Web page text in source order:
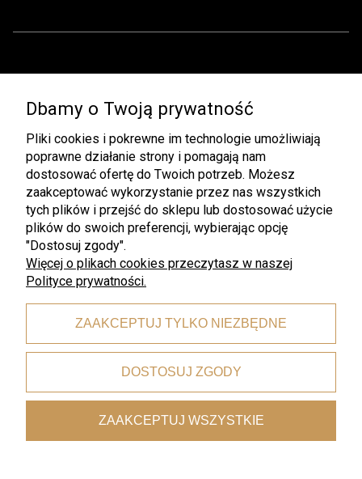
Regulamin
Zwroty i Reklamacje
Pliki do pobrania
Twoje zamówienia
Ustawienia konta
Przechowalnia
Płatności i dostawa
Czas i koszty dostawy
Formy płatności
Informacje
Rabaty
O nas
Aby dodawać produkty do przechowalni musisz być
zalogowany
Dbamy o Twoją prywatność
Pliki cookies i pokrewne im technologie umożliwiają
poprawne działanie strony i pomagają nam
dostosować ofertę do Twoich potrzeb. Możesz
zaakceptować wykorzystanie przez nas wszystkich
tych plików i przejść do sklepu lub dostosować użycie
plików do swoich preferencji, wybierając opcję
"Dostosuj zgody".
Więcej o plikach cookies przeczytasz w naszej
Polityce prywatności.
ZAAKCEPTUJ TYLKO NIEZBĘDNE
DOSTOSUJ ZGODY
ZAAKCEPTUJ WSZYSTKIE